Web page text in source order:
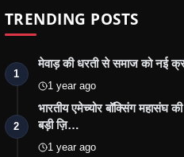
TRENDING POSTS
1
मेवाड़ की धरती से समाज को नई
1 year ago
2
भारतीय एमेच्योर बॉक्सिंग महासंघ
बड़ी ज़ि…
1 year ago